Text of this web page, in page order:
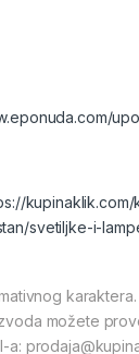
svetiljke-i-
karaktera.
možete
a: